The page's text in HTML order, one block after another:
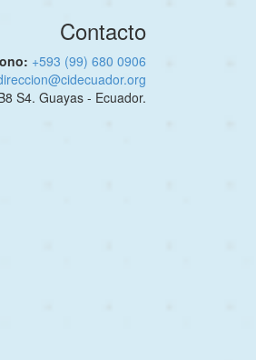
Contacto
+593 (99) 680 0906
S4. Guayas - Ecuador.